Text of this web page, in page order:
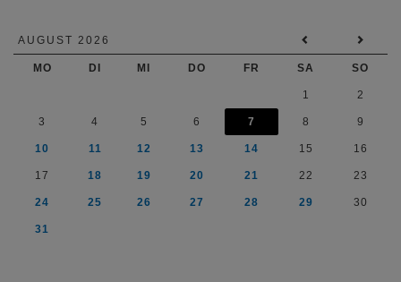
AUGUST 2026
MO DI MI DO FR SA SO
1 2
3 4 5 6 7 8 9
10 11 12 13 14 15 16
17 18 19 20 21 22 23
24 25 26 27 28 29 30
31